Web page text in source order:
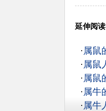
延伸阅
· 属鼠
· 属鼠
· 属鼠
· 属牛
· 属牛